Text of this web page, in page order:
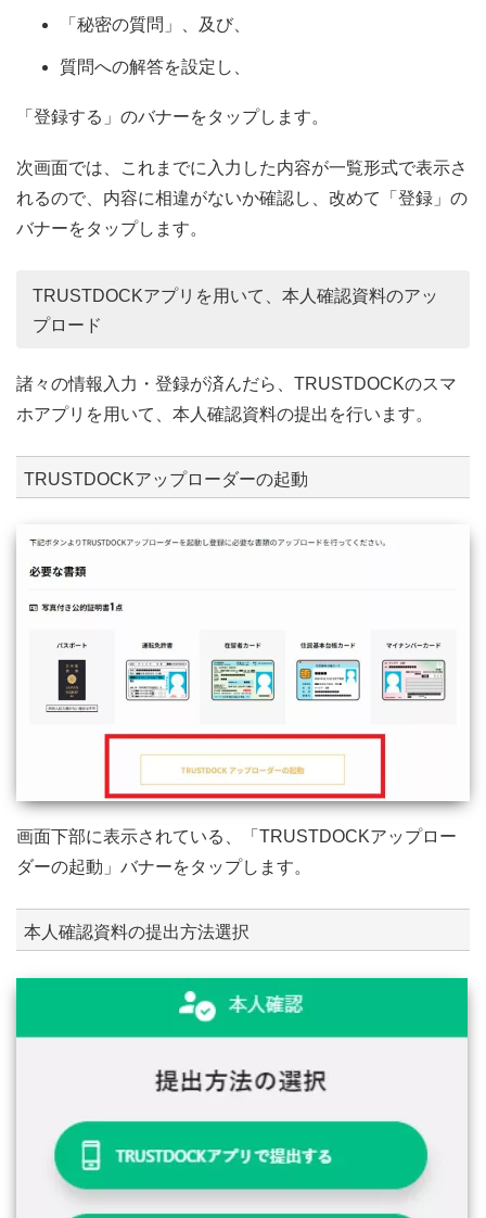
「秘密の質問」、及び、
質問への解答を設定し、
「登録する」のバナーをタップします。
次画面では、これまでに入力した内容が一覧形式で表示さ
れるので、内容に相違がないか確認し、改めて「登録」の
バナーをタップします。
TRUSTDOCKアプリを用いて、本人確認資料のアッ
プロード
諸々の情報入力・登録が済んだら、TRUSTDOCKのスマ
ホアプリを用いて、本人確認資料の提出を行います。
TRUSTDOCKアップローダーの起動
画面下部に表示されている、「TRUSTDOCKアップロー
ダーの起動」バナーをタップします。
本人確認資料の提出方法選択